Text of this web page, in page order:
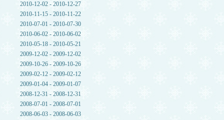
2010-12-02 - 2010-12-27
2010-11-15 - 2010-11-22
2010-07-01 - 2010-07-30
2010-06-02 - 2010-06-02
2010-05-18 - 2010-05-21
2009-12-02 - 2009-12-02
2009-10-26 - 2009-10-26
2009-02-12 - 2009-02-12
2009-01-04 - 2009-01-07
2008-12-31 - 2008-12-31
2008-07-01 - 2008-07-01
2008-06-03 - 2008-06-03